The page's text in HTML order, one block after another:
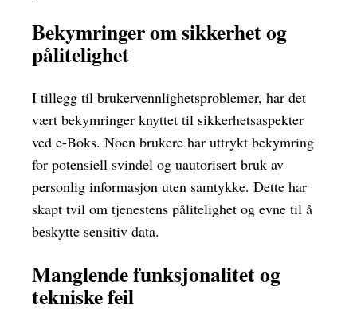
Bekymringer om sikkerhet og
pålitelighet
I tillegg til brukervennlighetsproblemer, har det
vært bekymringer knyttet til sikkerhetsaspekter
ved e-Boks. Noen brukere har uttrykt bekymring
for potensiell svindel og uautorisert bruk av
personlig informasjon uten samtykke. Dette har
skapt tvil om tjenestens pålitelighet og evne til å
beskytte sensitiv data.
Manglende funksjonalitet og
tekniske feil